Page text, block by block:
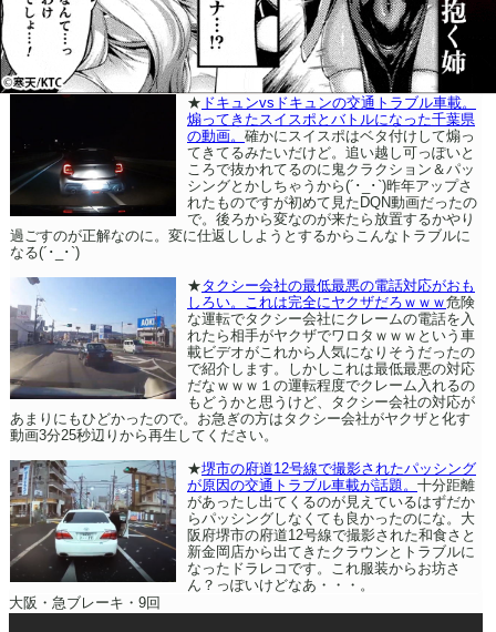
★ ドキュンvsドキュンの交通トラブル車載。
煽ってきたスイスポとバトルになった千葉県
の動画。 確かにスイスポはベタ付けして煽っ
てきてるみたいだけど。追い越し可っぽいと
ころで抜かれてるのに鬼クラクション＆パッ
シングとかしちゃうから(´･_･`)昨年アップさ
れたものですが初めて見たDQN動画だったの
で。後ろから変なのが来たら放置するかやり
過ごすのが正解なのに。変に仕返ししようとするからこんなトラブルに
なる(´･_･`)
★タクシー会社の最低最悪の電話対応がおも
しろい。これは完全にヤクザだろｗｗｗ危険
な運転でタクシー会社にクレームの電話を入
れたら相手がヤクザでワロタｗｗｗという車
載ビデオがこれから人気になりそうだったの
で紹介します。しかしこれは最低最悪の対応
だなｗｗｗ１の運転程度でクレーム入れるの
もどうかと思うけど、タクシー会社の対応が
あまりにもひどかったので。お急ぎの方はタクシー会社がヤクザと化す
動画3分25秒辺りから再生してください。
★堺市の府道12号線で撮影されたパッシング
が原因の交通トラブル車載が話題。 十分距離
があったし出てくるのが見えているはずだか
らパッシングしなくても良かったのにな。大
阪府堺市の府道12号線で撮影された和食さと
新金岡店から出てきたクラウンとトラブルに
なったドラレコです。これ服装からお坊さ
ん？っぽいけどなあ・・・。
大阪・急ブレーキ・9回